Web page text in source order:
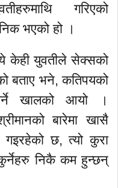
गरिएको
भएको हो ।
केही युवतीले सेक्सको
बताए भने, कतिपयको
खालको आयो ।
बारेमा खासै
छ, त्यो कुरा
कुर्नेहरु निकै कम हुन्छन्